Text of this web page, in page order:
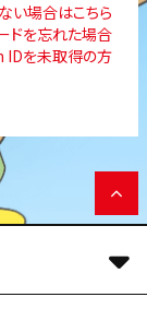
い場合はこちら
ドを忘れた場合
を未取得の方